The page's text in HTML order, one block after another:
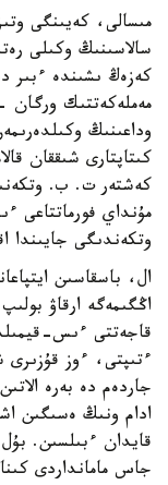
مىسالى، كەيىنگى
سالاسىنىڭ وكىلى
كەزەڭ ىشىندە ءبىر
مەملەكەتتىك ورگان -
وداعىنىڭ
كىتاپتارى شىققان
كەشتەر ت. ب.
مۇنداي فورماتتاعى
وتكەندىگى جايىندا
ال، باسقاسىن
اڭگىمەگە ارقاۋ
قاجەتتى ءىس-
ءتىپتى، ءوز قۇزىرى
جاردەم دە بەرە
ادام ونىڭ ەسىگىن
قايدان ءبىلسىن.
جاس مامانداردى